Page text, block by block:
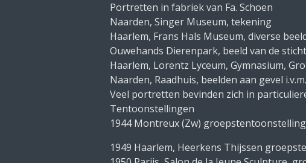
Portretten in fabriek van Fa. Schoen
Naarden, Singer Museum, tekening
Haarlem, Frans Hals Museum, diverse
Ouwehands Dierenpark, beeld van de
Haarlem, Lorentz Lyceum, Gymnasium,
Naarden, Raadhuis, beelden aan gevel
Veel portretten bevinden zich in
Tentoonstellingen
1944 Montreux (Zw)
1949 Haarlem, Heerkens Thijssen